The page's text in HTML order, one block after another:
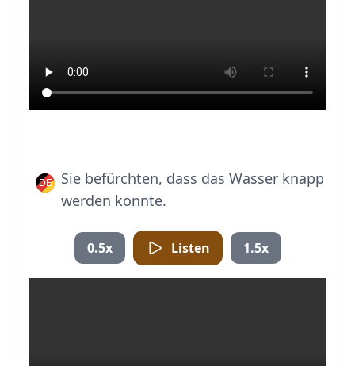
Sie befürchten, dass das Wasser knapp
werden könnte.
0.5x Listen 1.5x